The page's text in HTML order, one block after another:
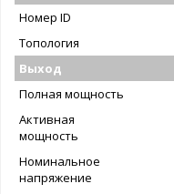
Номер ID
Топология
Выход
Полная мощность
Активная
мощность
Номинальное
напряжение